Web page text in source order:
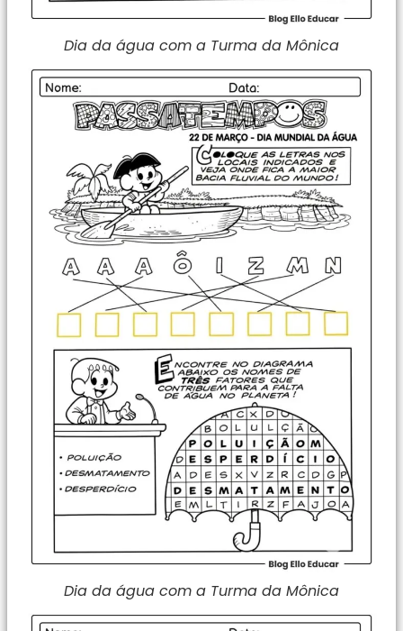
Dia da água com a Turma da Mônica
Dia da água com a Turma da Mônica